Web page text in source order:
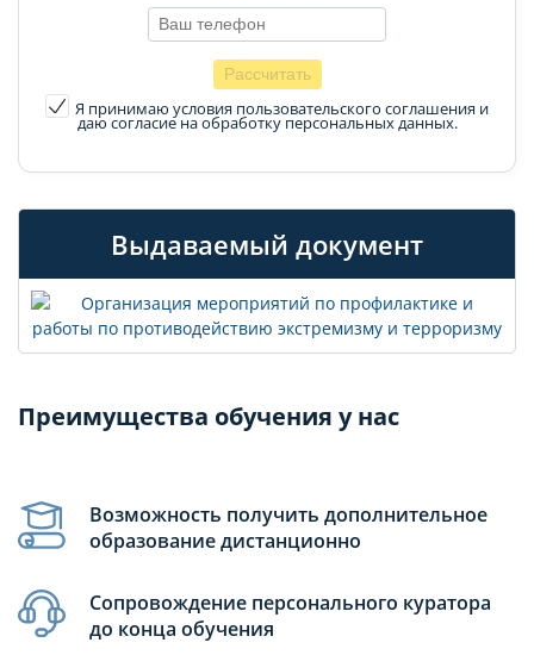
Я принимаю условия пользовательского соглашения и
даю согласие на обработку персональных данных.
Выдаваемый документ
Преимущества обучения у нас
Возможность получить дополнительное
образование дистанционно
Сопровождение персонального куратора
до конца обучения